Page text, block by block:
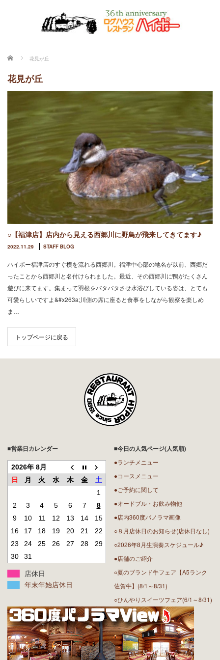
ホーム 花見が丘
花見が丘
○【福津店】店内から見える西郷川に野鳥が飛来してきてます♪
2022.11.29 STAFF BLOG
ハイポー福津店のすぐ横を流れる西郷川。福津中心部の地名が以前、西郷だ
ったことから西郷川と名付けられました。最近、その西郷川に鴨がたくさん
遊びに来てます。集まって羽根をバタバタさせ水浴びしている姿は、とても
可愛らしいですよ&#x263a;川側の席に座ると食事をしながら観察を楽しめ
ま…
トップページに戻る
■営業日カレンダー
2026年 8月
日
月 火 水 木 金
土
1
2
3 4 5 6 7
8
9
10 11 12 13 14
15
16
17 18 19 20 21
22
23
24 25 26 27 28
29
30
31
店休日
年末年始店休日
■今日の人気ページ(人気順)
●ランチメニュー
●コースメニュー
●ご予約に関して
●オードブル・お飲み物他
●店内360度パノラマ画像
○８月店休日のお知らせ(店休日なし)
○2026年8月生演奏スケジュール♪
●店舗のご紹介
○夏のブランド牛フェア【A5ランク
佐賀牛】(8/1～8/31)
○ひんやりスイーツフェア(6/1～8/31)